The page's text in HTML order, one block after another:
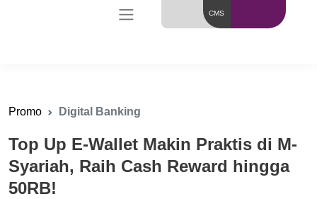
CMS
Promo Digital Banking
Top Up E-Wallet Makin Praktis di M-
Syariah, Raih Cash Reward hingga
50RB!